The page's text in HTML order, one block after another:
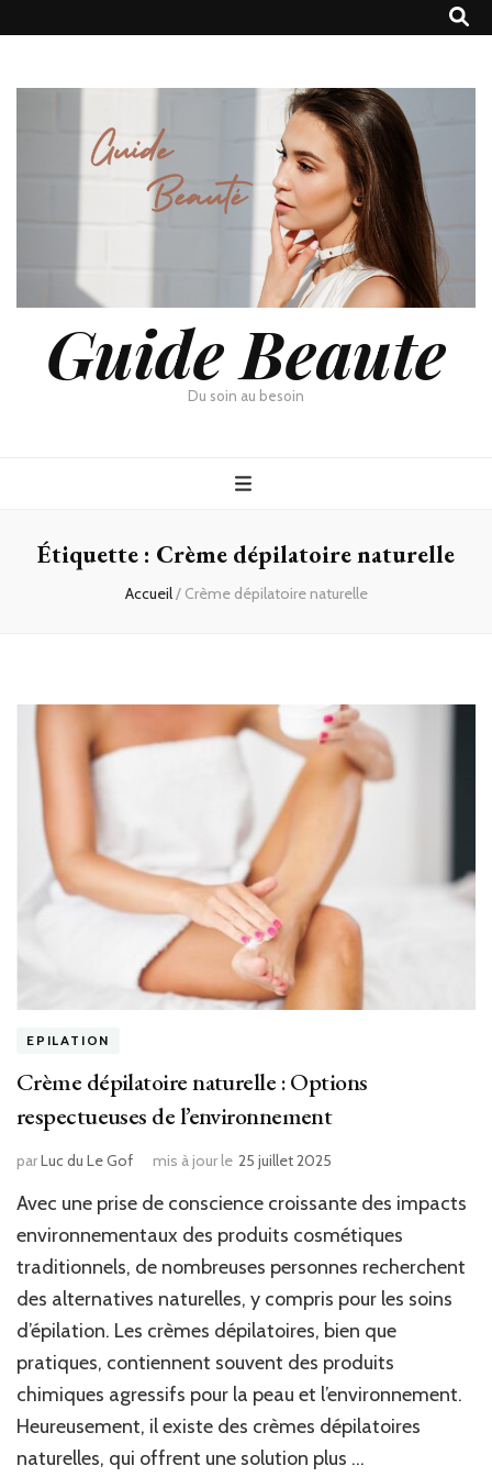
Guide Beaute
Du soin au besoin
Étiquette : Crème dépilatoire naturelle
Accueil/ Crème dépilatoire naturelle
EPILATION
Crème dépilatoire naturelle : Options
respectueuses de l’environnement
parLuc du Le Gof mis à jour le 25 juillet 2025
Avec une prise de conscience croissante des impacts
environnementaux des produits cosmétiques
traditionnels, de nombreuses personnes recherchent
des alternatives naturelles, y compris pour les soins
d’épilation. Les crèmes dépilatoires, bien que
pratiques, contiennent souvent des produits
chimiques agressifs pour la peau et l’environnement.
Heureusement, il existe des crèmes dépilatoires
naturelles, qui offrent une solution plus …